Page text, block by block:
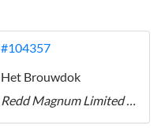
#104357
Het Brouwdok
Redd Magnum Limited Edition